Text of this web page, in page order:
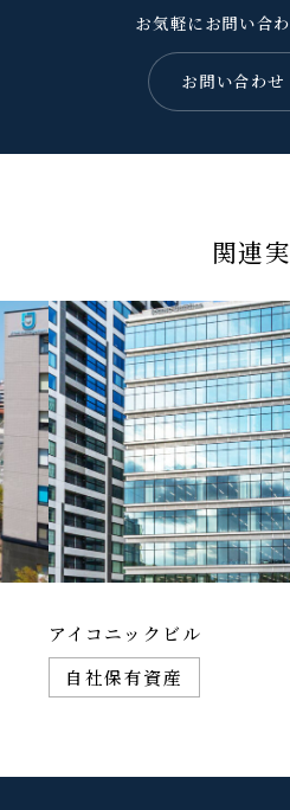
お気軽にお問い合
お問い合わせ
関連
アイコニックビル
自社保有資産